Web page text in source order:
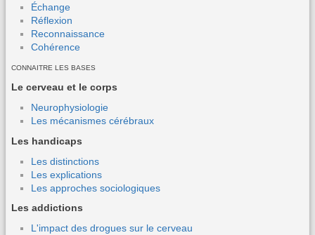
Échange
Réflexion
Reconnaissance
Cohérence
CONNAITRE LES BASES
Le cerveau et le corps
Neurophysiologie
Les mécanismes cérébraux
Les handicaps
Les distinctions
Les explications
Les approches sociologiques
Les addictions
L'impact des drogues sur le cerveau